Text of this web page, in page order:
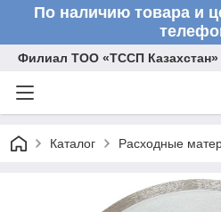
По наличию товара и
Филиал ТОО «ТССП Казахстан»
Каталог Расходные